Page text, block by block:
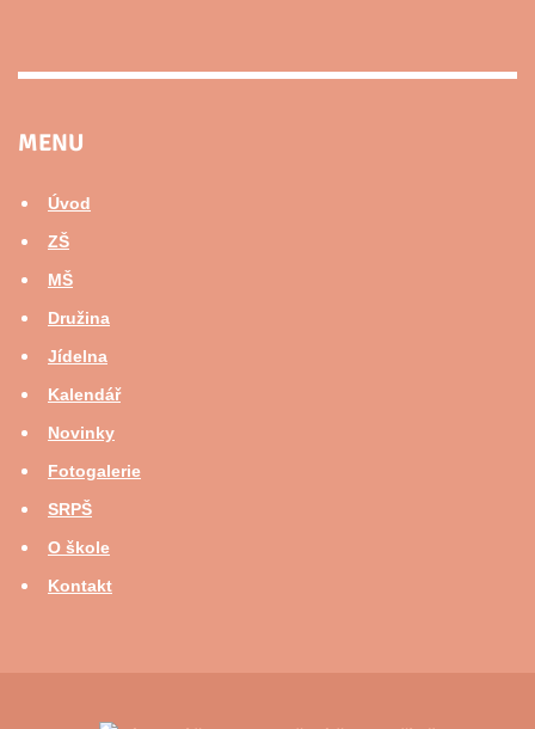
MENU
Úvod
ZŠ
MŠ
Družina
Jídelna
Kalendář
Novinky
Fotogalerie
SRPŠ
O škole
Kontakt